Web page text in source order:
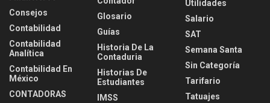
Consejos
Contabilidad
Contabilidad
Analítica
Contabilidad En
México
CONTADORAS
Glosario
Guías
Historia De La
Contaduria
Historias De
Estudiantes
IMSS
Utilidades
Salario
SAT
Semana Santa
Sin Categoría
Tarifario
Tatuajes